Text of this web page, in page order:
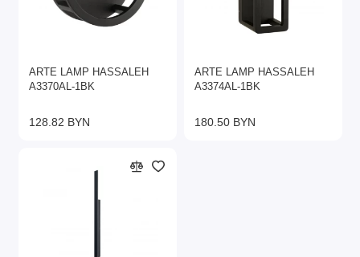
ARTE LAMP HASSALEH
A3370AL-1BK
128.82 BYN
ARTE LAMP HASSALEH
A3374AL-1BK
180.50 BYN